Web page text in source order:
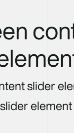
slider
element